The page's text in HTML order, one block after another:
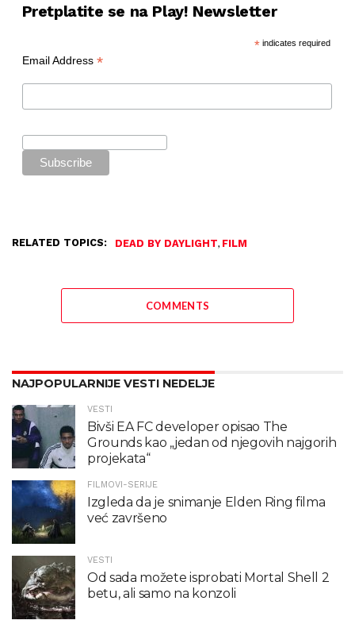
Pretplatite se na Play! Newsletter
*indicates required
Email Address *
RELATED TOPICS: DEAD BY DAYLIGHT, FILM
COMMENTS
NAJPOPULARNIJE VESTI NEDELJE
VESTI
Bivši EA FC developer opisao The
Grounds kao „jedan od njegovih najgorih
projekata“
FILMOVI-SERIJE
Izgleda da je snimanje Elden Ring filma
već završeno
VESTI
Od sada možete isprobati Mortal Shell 2
betu, ali samo na konzoli